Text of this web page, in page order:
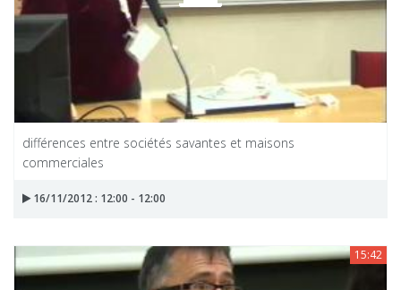
différences entre sociétés savantes et maisons
commerciales
16/11/2012 : 12:00 - 12:00
15:42